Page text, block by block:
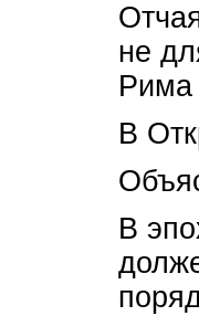
не
Рима
В
В